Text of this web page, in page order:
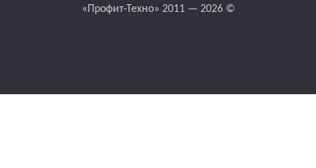
«Профит-Техно» 2011 — 2026 ©